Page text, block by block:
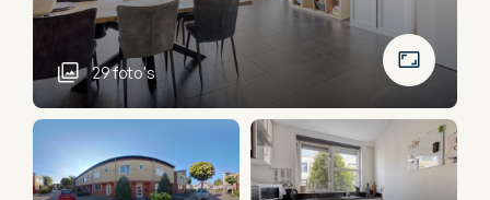
29 foto's